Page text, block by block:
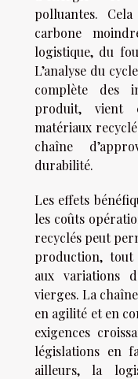
polluantes.
carbone
logistique, du
L’analyse du
complète des
produit, vient
matériaux
chaîne
durabilité.
Les effets
les coûts
recyclés peut
production,
aux variations
vierges. La
en agilité et en
exigences
législations en
ailleurs, la